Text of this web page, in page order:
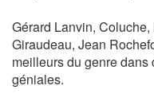
Gérard Lanvin,
Giraudeau, Jean
meilleurs du genre
géniales.